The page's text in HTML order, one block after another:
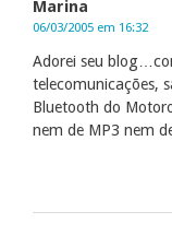
Marina
06/03/2005 em 16:32
Adorei seu
telecomunicações,
Bluetooth do
nem de MP3 nem